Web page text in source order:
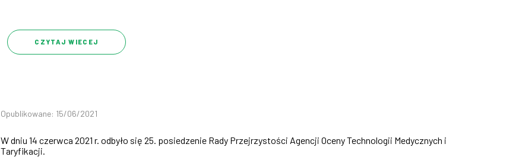
CZYTAJ WIECEJ
Opublikowane: 15/06/2021
W dniu 14 czerwca 2021 r. odbyło się 25. posiedzenie Rady Przejrzystości Agencji Oceny Technologii Medycznych i
Taryfikacji.